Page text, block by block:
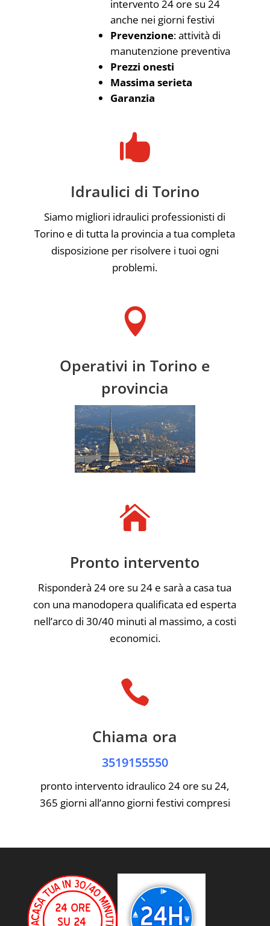
intervento 24 ore su 24
anche nei giorni festivi
Prevenzione: attività di
manutenzione preventiva
Prezzi onesti
Massima serieta
Garanzia

Idraulici di Torino
Siamo migliori idraulici professionisti di
Torino e di tutta la provincia a tua completa
disposizione per risolvere i tuoi ogni
problemi.

Operativi in Torino e
provincia

Pronto intervento
Risponderà 24 ore su 24 e sarà a casa tua
con una manodopera qualificata ed esperta
nell’arco di 30/40 minuti al massimo, a costi
economici.

Chiama ora
3519155550
pronto intervento idraulico 24 ore su 24,
365 giorni all’anno giorni festivi compresi